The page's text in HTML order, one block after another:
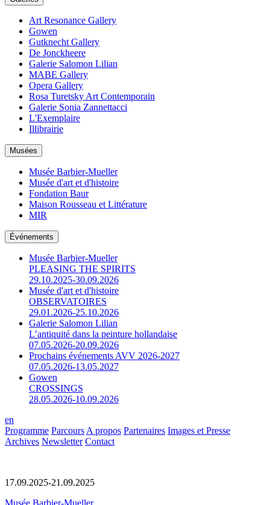
Art Resonance Gallery
Gowen
Gutknecht Gallery
De Jonckheere
Galerie Salomon Lilian
MABE Gallery
Opera Gallery
Rosa Turetsky Art Contemporain
Galerie Sonia Zannettacci
L'Exemplaire
Illibrairie
Musées
Musée Barbier-Mueller
Musée d'art et d'histoire
Fondation Baur
Maison Rousseau et Littérature
MIR
Événements
Musée Barbier-Mueller
PLEASING THE SPIRITS
29.10.2025-30.09.2026
Musée d'art et d'histoire
OBSERVATOIRES
29.01.2026-25.10.2026
Galerie Salomon Lilian
L’antiquité dans la peinture hollandaise
07.05.2026-20.09.2026
Prochains événements AVV 2026-2027
07.05.2026-13.05.2027
Gowen
CROSSINGS
28.05.2026-10.09.2026
en
Programme Parcours A propos Partenaires Images et Presse
Archives Newsletter Contact
17.09.2025-21.09.2025
Musée Barbier-Mueller